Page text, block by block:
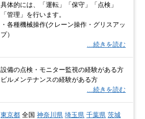
具体的には、「運転」「保守」「点検」
「管理」を行います。
・各種機械操作(クレーン操作・グリスアッ
プ）
…続きを読む
設備の点検・モニター監視の経験がある方
ビルメンテナンスの経験がある方
…続きを読む
東京都 全国神奈川県 埼玉県 千葉県 茨城